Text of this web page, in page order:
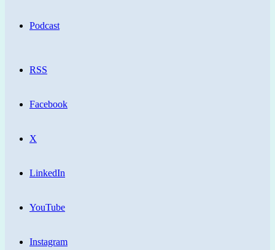
Podcast
RSS
Facebook
X
LinkedIn
YouTube
Instagram